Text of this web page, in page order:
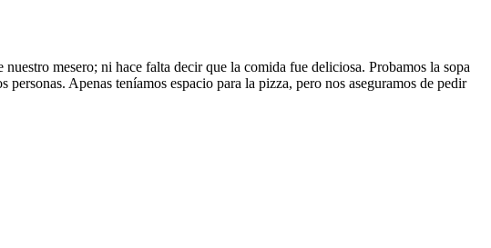
mesero; ni hace falta decir que la comida fue deliciosa. Probamos la sopa
Apenas teníamos espacio para la pizza, pero nos aseguramos de pedir